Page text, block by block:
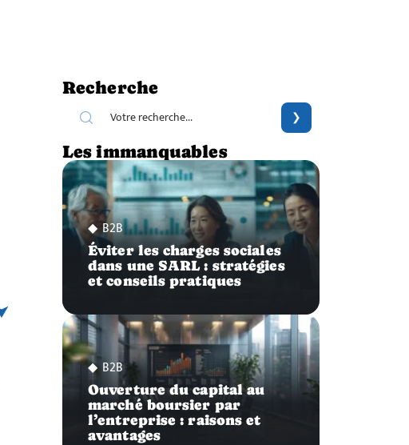
Recherche
Les immanquables
B2B
Éviter les charges sociales
dans une SARL : stratégies
et conseils pratiques
B2B
Ouverture du capital au
marché boursier par
l’entreprise : raisons et
avantages